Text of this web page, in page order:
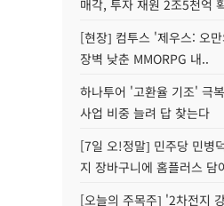
매각, 투자 재원 2조5천억
[현장] 컴투스 '제우스: 오
장벽 낮춘 MMORPG 내..
하나투어 '고환율 기조' 극
사업 비중 늘려 답 찾는다
[7일 오!정말] 민주당 민병
지 장바구니에 홈플러스 담
[오늘의 주목주] '2차전지